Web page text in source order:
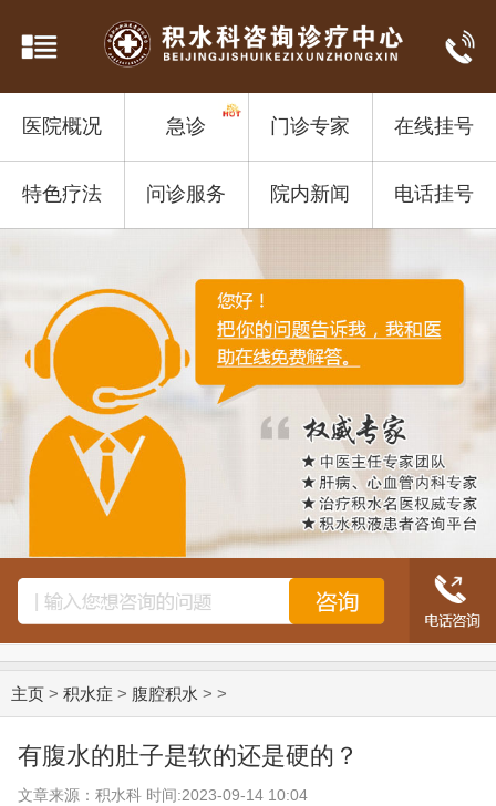
医院概况 急诊 门诊专家 在线挂号
特色疗法 问诊服务 院内新闻 电话挂号
主页 > 积水症 > 腹腔积水 > >
有腹水的肚子是软的还是硬的？
文章来源：积水科 时间:2023-09-14 10:04